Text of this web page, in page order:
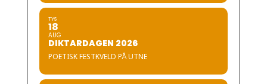
TYS
18
AUG
DIKTARDAGEN 2026
POETISK FESTKVELD PÅ UTNE